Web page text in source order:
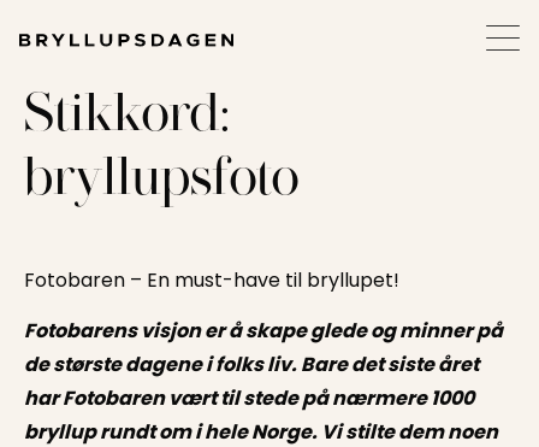
Stikkord:
bryllupsfoto
Fotobaren – En must-have til bryllupet!
Fotobarens visjon er å skape glede og minner på
de største dagene i folks liv. Bare det siste året
har Fotobaren vært til stede på nærmere 1000
bryllup rundt om i hele Norge. Vi stilte dem noen